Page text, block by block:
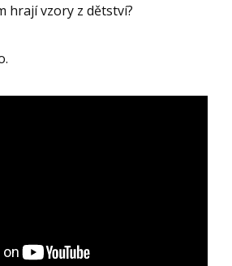
hrají vzory z dětství?